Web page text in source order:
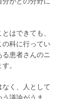
はできても、
の科に行ってい
患者さんのニ
。
く、人として